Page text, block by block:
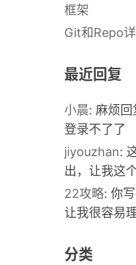
框架
Git和Repo
最近回复
小晨: 麻烦
登录不了了
jiyouzhan:
出，让我这
22攻略: 你
让我很容易
分类